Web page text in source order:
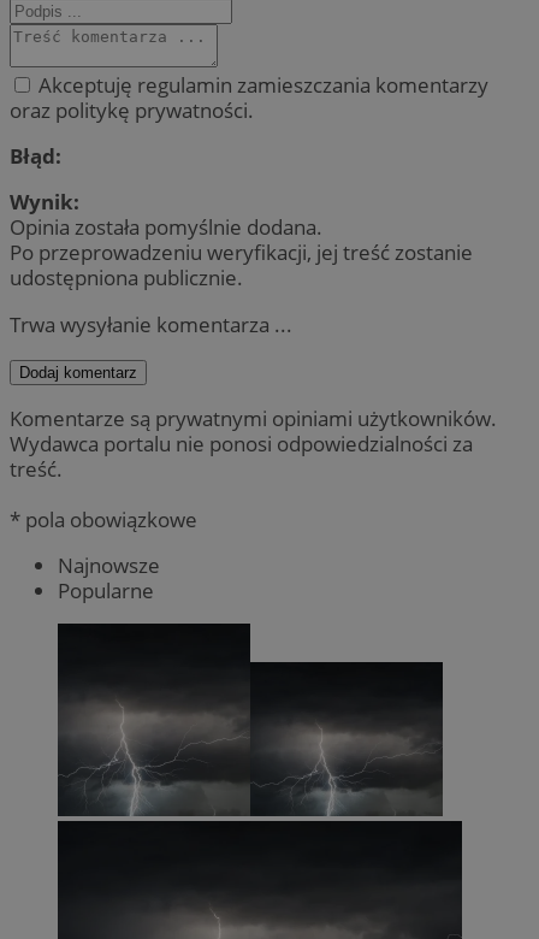
Akceptuję regulamin zamieszczania komentarzy
oraz politykę prywatności.
Błąd:
Wynik:
Opinia została pomyślnie dodana.
Po przeprowadzeniu weryfikacji, jej treść zostanie
udostępniona publicznie.
Trwa wysyłanie komentarza ...
Dodaj komentarz
Komentarze są prywatnymi opiniami użytkowników.
Wydawca portalu nie ponosi odpowiedzialności za
treść.
* pola obowiązkowe
Najnowsze
Popularne